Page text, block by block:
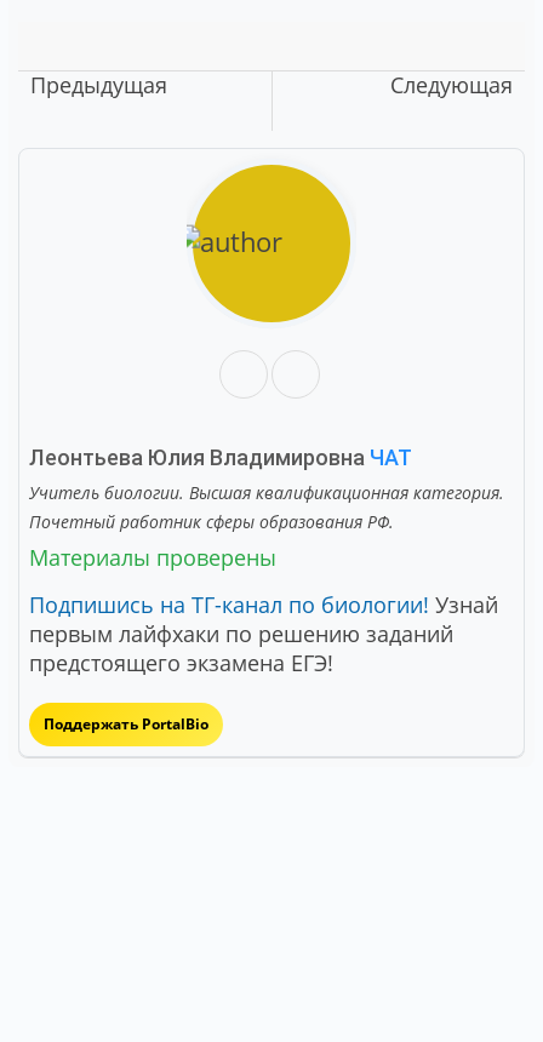
Предыдущая Следующая
Леонтьева Юлия Владимировна ЧАТ
Учитель биологии. Высшая квалификационная категория.
Почетный работник сферы образования РФ.
Материалы проверены
Подпишись на ТГ-канал по биологии! Узнай
первым лайфхаки по решению заданий
предстоящего экзамена ЕГЭ!
Поддержать PortalBio